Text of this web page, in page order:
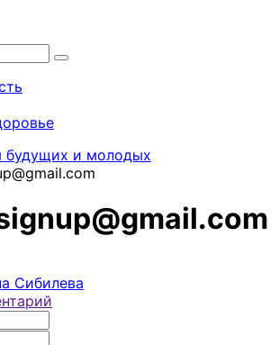
будущих и молодых
Сибилева